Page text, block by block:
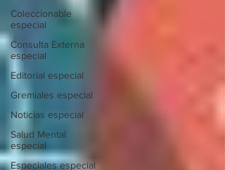
Coleccionable
especial
Consulta Externa
especial
Editorial especial
Gremiales especial
Noticias especial
Salud Mental
especial
Especiales especial